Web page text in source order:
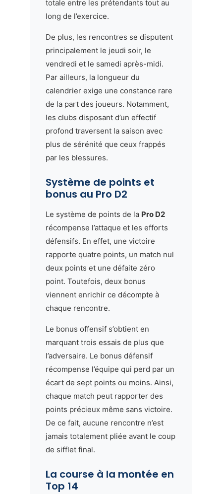
totale entre les prétendants tout au
long de l’exercice.
De plus, les rencontres se disputent
principalement le jeudi soir, le
vendredi et le samedi après-midi.
Par ailleurs, la longueur du
calendrier exige une constance rare
de la part des joueurs. Notamment,
les clubs disposant d’un effectif
profond traversent la saison avec
plus de sérénité que ceux frappés
par les blessures.
Système de points et
bonus au Pro D2
Le système de points de la Pro D2
récompense l’attaque et les efforts
défensifs. En effet, une victoire
rapporte quatre points, un match nul
deux points et une défaite zéro
point. Toutefois, deux bonus
viennent enrichir ce décompte à
chaque rencontre.
Le bonus offensif s’obtient en
marquant trois essais de plus que
l’adversaire. Le bonus défensif
récompense l’équipe qui perd par un
écart de sept points ou moins. Ainsi,
chaque match peut rapporter des
points précieux même sans victoire.
De ce fait, aucune rencontre n’est
jamais totalement pliée avant le coup
de sifflet final.
La course à la montée en
Top 14